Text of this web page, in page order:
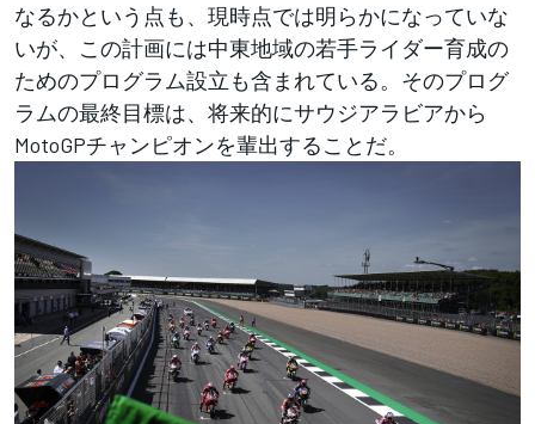
なるかという点も、現時点では明らかになっていな
いが、この計画には中東地域の若手ライダー育成の
ためのプログラム設立も含まれている。そのプログ
ラムの最終目標は、将来的にサウジアラビアから
MotoGPチャンピオンを輩出することだ。